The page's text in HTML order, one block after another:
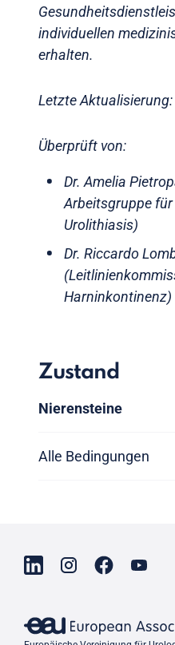
individuellen
erhalten.
Letzte
Überprüft von:
Dr. Amelia
Arbeitsgruppe
Urolithiasis)
Dr. Riccardo
Harninkontinenz)
Zustand
Nierensteine
Alle Bedingungen